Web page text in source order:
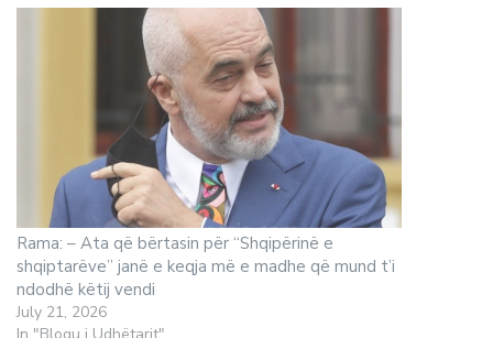
Rama: – Ata që bërtasin për “Shqipërinë e
shqiptarëve” janë e keqja më e madhe që mund t’i
ndodhë këtij vendi
July 21, 2026